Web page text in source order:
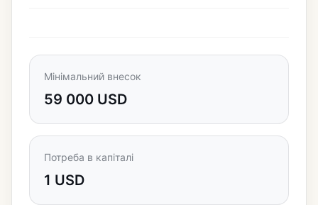
Мінімальний внесок
59 000 USD
Потреба в капіталі
1 USD